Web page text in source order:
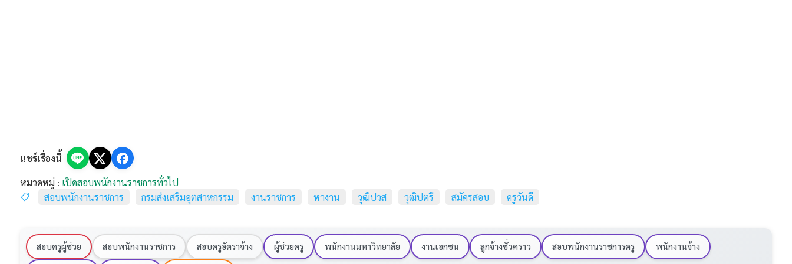
แชร์เรื่องนี้
หมวดหมู่ : เปิดสอบพนักงานราชการทั่วไป
สอบพนักงานราชการ
กรมส่งเสริมอุตสาหกรรม งานราชการ หางาน วุฒิปวส วุฒิปตรี สมัครสอบ ครูวันดี
สอบครูผู้ช่วย สอบพนักงานราชการ สอบครูอัตราจ้าง ผู้ช่วยครู พนักงานมหาวิทยาลัย งานเอกชน ลูกจ้างชั่วคราว สอบพนักงานราชการครู พนักงานจ้าง